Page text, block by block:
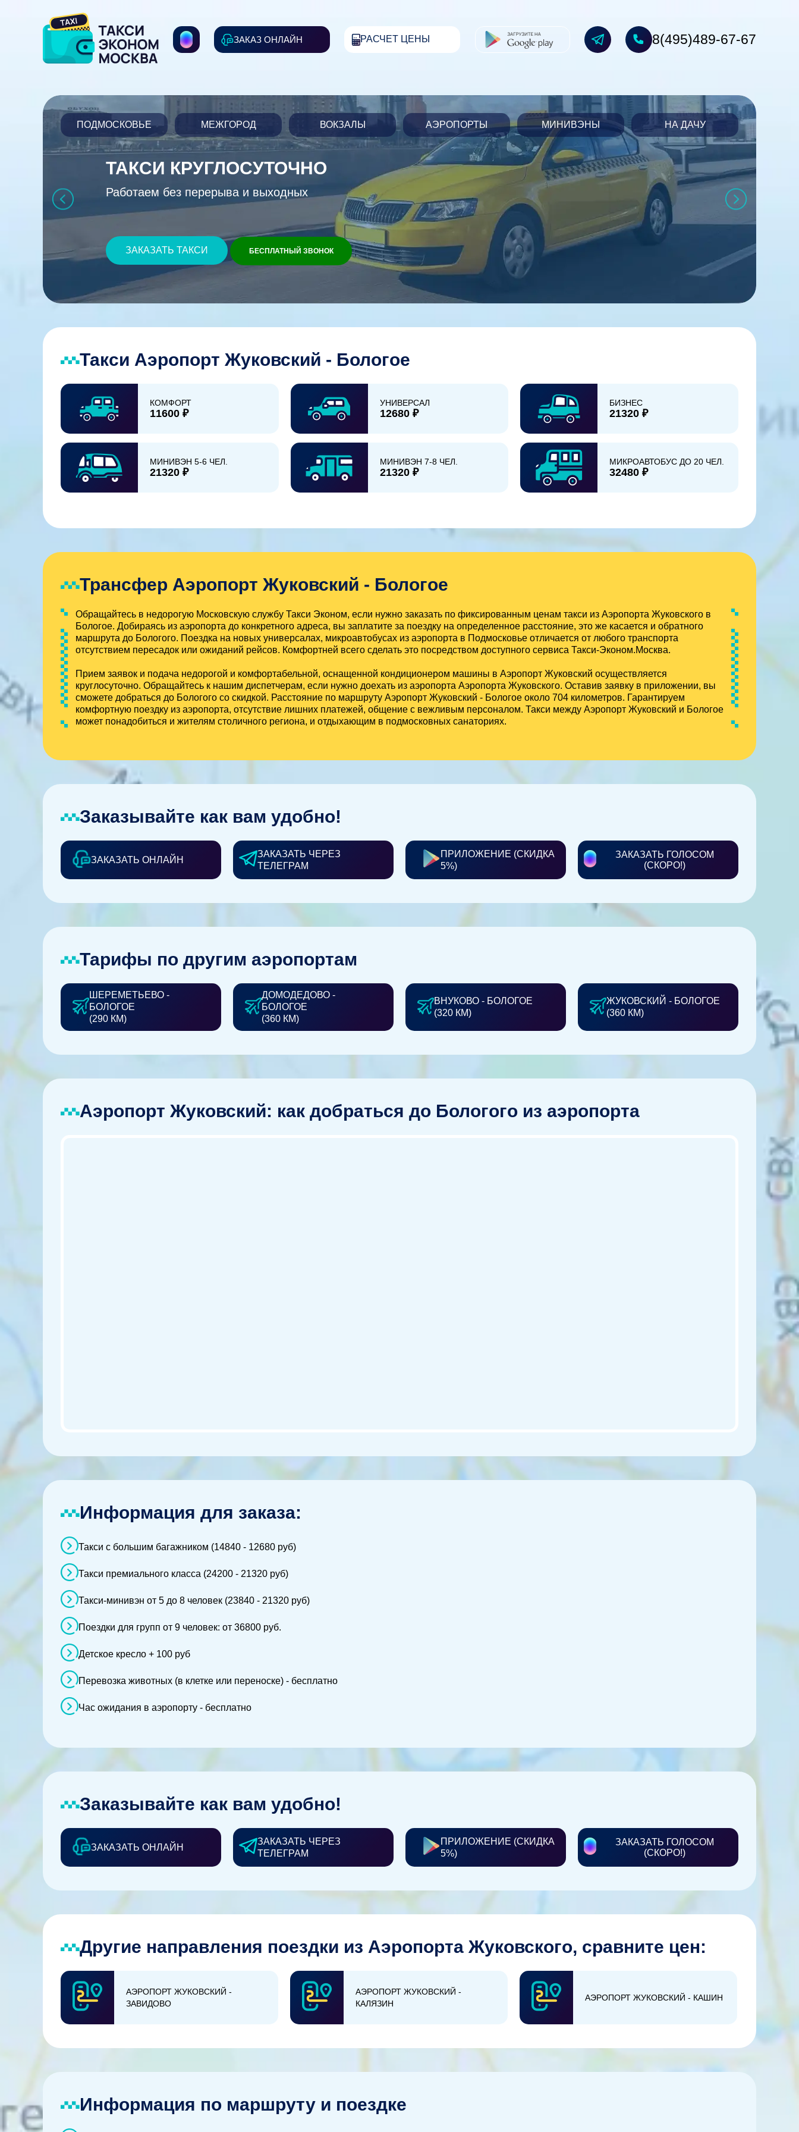
ЗАКАЗ ОНЛАЙН РАСЧЕТ ЦЕНЫ 8(495)489-67-67
ПОДМОСКОВЬЕ МЕЖГОРОД ВОКЗАЛЫ АЭРОПОРТЫ МИНИВЭНЫ НА ДАЧУ
ТАКСИ КРУГЛОСУТОЧНО
Работаем без перерыва и выходных
ЗАКАЗАТЬ ТАКСИ БЕСПЛАТНЫЙ ЗВОНОК
Такси Аэропорт Жуковский - Бологое
КОМФОРТ
11600 ₽
УНИВЕРСАЛ
12680 ₽
БИЗНЕС
21320 ₽
МИНИВЭН 5-6 ЧЕЛ.
21320 ₽
МИНИВЭН 7-8 ЧЕЛ.
21320 ₽
МИКРОАВТОБУС ДО 20 ЧЕЛ.
32480 ₽
Трансфер Аэропорт Жуковский - Бологое
Обращайтесь в недорогую Московскую службу Такси Эконом, если нужно заказать по фиксированным ценам такси из Аэропорта Жуковского в
Бологое. Добираясь из аэропорта до конкретного адреса, вы заплатите за поездку на определенное расстояние, это же касается и обратного
маршрута до Бологого. Поездка на новых универсалах, микроавтобусах из аэропорта в Подмосковье отличается от любого транспорта
отсутствием пересадок или ожиданий рейсов. Комфортней всего сделать это посредством доступного сервиса Такси-Эконом.Москва.
Прием заявок и подача недорогой и комфортабельной, оснащенной кондиционером машины в Аэропорт Жуковский осуществляется
круглосуточно. Обращайтесь к нашим диспетчерам, если нужно доехать из аэропорта Аэропорта Жуковского. Оставив заявку в приложении, вы
сможете добраться до Бологого со скидкой. Расстояние по маршруту Аэропорт Жуковский - Бологое около 704 километров. Гарантируем
комфортную поездку из аэропорта, отсутствие лишних платежей, общение с вежливым персоналом. Такси между Аэропорт Жуковский и Бологое
может понадобиться и жителям столичного региона, и отдыхающим в подмосковных санаториях.
Заказывайте как вам удобно!
ЗАКАЗАТЬ ОНЛАЙН
ЗАКАЗАТЬ ЧЕРЕЗ
ТЕЛЕГРАМ
ПРИЛОЖЕНИЕ (СКИДКА
5%)
ЗАКАЗАТЬ ГОЛОСОМ
(СКОРО!)
Тарифы по другим аэропортам
ШЕРЕМЕТЬЕВО -
БОЛОГОЕ
(290 КМ)
ДОМОДЕДОВО -
БОЛОГОЕ
(360 КМ)
ВНУКОВО - БОЛОГОЕ
(320 КМ)
ЖУКОВСКИЙ - БОЛОГОЕ
(360 КМ)
Аэропорт Жуковский: как добраться до Бологого из аэропорта
Информация для заказа:
Такси с большим багажником (14840 - 12680 руб)
Такси премиального класса (24200 - 21320 руб)
Такси-минивэн от 5 до 8 человек (23840 - 21320 руб)
Поездки для групп от 9 человек: от 36800 руб.
Детское кресло + 100 руб
Перевозка животных (в клетке или переноске) - бесплатно
Час ожидания в аэропорту - бесплатно
Заказывайте как вам удобно!
ЗАКАЗАТЬ ОНЛАЙН
ЗАКАЗАТЬ ЧЕРЕЗ
ТЕЛЕГРАМ
ПРИЛОЖЕНИЕ (СКИДКА
5%)
ЗАКАЗАТЬ ГОЛОСОМ
(СКОРО!)
Другие направления поездки из Аэропорта Жуковского, сравните цен:
АЭРОПОРТ ЖУКОВСКИЙ -
ЗАВИДОВО
АЭРОПОРТ ЖУКОВСКИЙ -
КАЛЯЗИН
АЭРОПОРТ ЖУКОВСКИЙ - КАШИН
Информация по маршруту и поездке